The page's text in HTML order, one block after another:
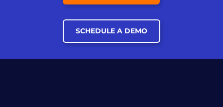
SCHEDULE A DEMO